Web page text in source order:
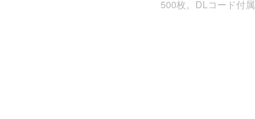
500枚。DLコード付